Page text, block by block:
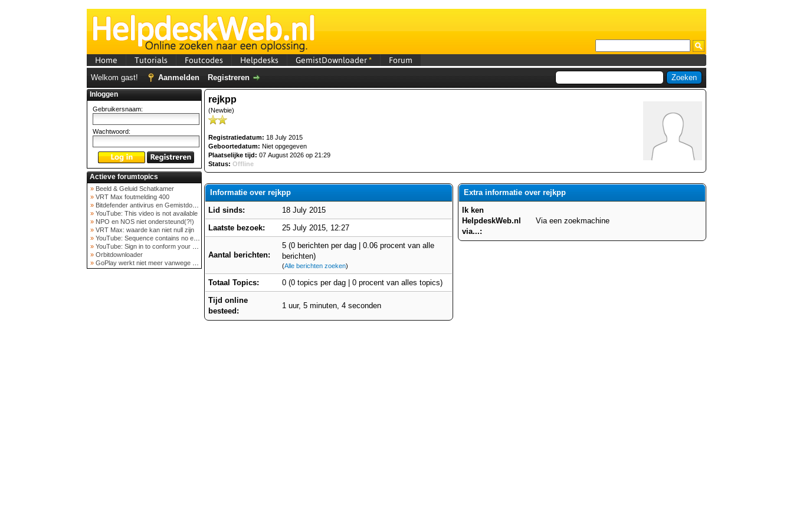
Home Tutorials Foutcodes Helpdesks GemistDownloader* Forum
Welkom gast! Aanmelden Registreren
Inloggen
Gebruikersnaam:
Wachtwoord:
Actieve forumtopics
» Beeld & Geluid Schatkamer
» VRT Max foutmelding 400
» Bitdefender antivirus en Gemistdowloader
» YouTube: This video is not available
» NPO en NOS niet ondersteund(?!)
» VRT Max: waarde kan niet null zijn
» YouTube: Sequence contains no elements
» YouTube: Sign in to conform your not a bot
» Orbitdownloader
» GoPlay werkt niet meer vanwege nieuwe webadres
rejkpp
(Newbie)
Registratiedatum: 18 July 2015
Geboortedatum: Niet opgegeven
Plaatselijke tijd: 07 August 2026 op 21:29
Status: Offline
Informatie over rejkpp
Lid sinds:
18 July 2015
Laatste bezoek:
25 July 2015, 12:27
Aantal berichten:
5 (0 berichten per dag | 0.06 procent van alle
berichten)
(Alle berichten zoeken)
Totaal Topics:
0 (0 topics per dag | 0 procent van alles topics)
Tijd online
besteed:
1 uur, 5 minuten, 4 seconden
Extra informatie over rejkpp
Ik ken
HelpdeskWeb.nl
via...:
Via een zoekmachine